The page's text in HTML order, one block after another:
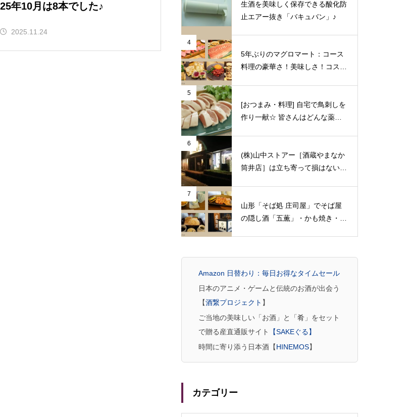
25年10月は8本でした♪
2025.11.24
生酒を美味しく保存できる酸化防
止エアー抜き「バキュバン」♪
4
5年ぶりのマグロマート：コース
料理の豪華さ！美味しさ！コスパ
5
[おつまみ・料理] 自宅で鳥刺しを
作り一献☆ 皆さんはどんな薬味
6
(株)山中ストアー［酒蔵やまなか
筒井店］は立ち寄って損はない素
7
山形「そば処 庄司屋」でそば屋
の隠し酒「五薫」・かも焼き・更
Amazon 日替わり：毎日お得なタイムセール
日本のアニメ・ゲームと伝統のお酒が出会う
【酒繋プロジェクト 】
ご当地の美味しい「お酒」と「肴」をセット
で贈る産直通販サイト
【SAKEぐる】
時間に寄り添う日本酒【HINEMOS】
カテゴリー